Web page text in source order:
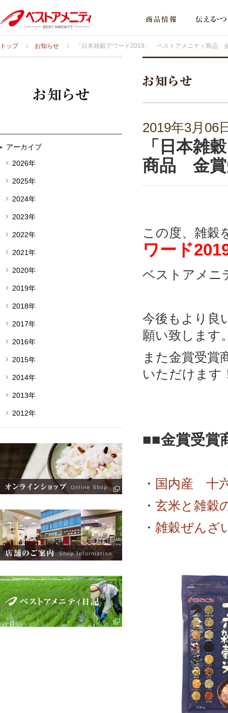
トップ お知らせ 「日本雑穀アワード2019」 ベストアメニティ商品
2019年3月06
「日本雑
商品 金賞
この度、雑穀
ワード
ベストアメニ
今後もより良
願い致します
また金賞受
いただけます
■■金賞受賞
・ 国内産 十
・ 玄米と雑穀
・ 雑穀ぜんざ
アーカイブ
2026年
2025年
2024年
2023年
2022年
2021年
2020年
2019年
2018年
2017年
2016年
2015年
2014年
2013年
2012年